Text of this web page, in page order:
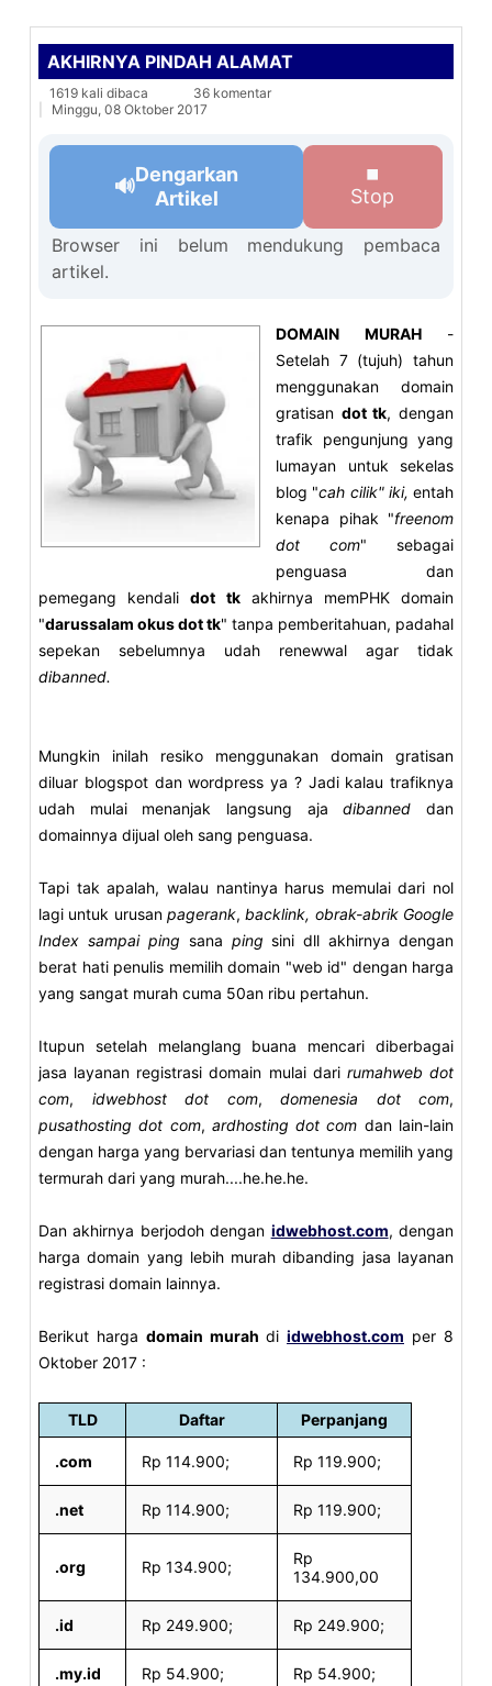
AKHIRNYA PINDAH ALAMAT
1619 kali dibaca
36 komentar
Minggu, 08 Oktober 2017
🔊
Dengarkan
Artikel
⏹
Stop
Browser ini belum mendukung pembaca
artikel.
DOMAIN MURAH-
Setelah 7 (tujuh) tahun
menggunakan domain
gratisan dot tk, dengan
trafik pengunjung yang
lumayan untuk sekelas
blog "cah cilik" iki, entah
kenapa pihak "freenom
dot com" sebagai
penguasa dan
pemegang kendalidot tkakhirnya memPHK domain
"darussalam okus dot tk" tanpa pemberitahuan, padahal
sepekan sebelumnya udah renewwal agar tidak
dibanned.
Mungkin inilah resiko menggunakan domain gratisan
diluar blogspot dan wordpress ya ? Jadi kalau trafiknya
udah mulai menanjak langsung ajadibanned dan
domainnya dijual oleh sang penguasa.
Tapi tak apalah, walau nantinya harus memulai dari nol
lagi untuk urusan pagerank,backlink, obrak-abrik Google
Index sampai ping sana pingsini dll akhirnya dengan
berat hati penulis memilih domain "web id" dengan harga
yang sangat murah cuma 50an ribu pertahun.
Itupun setelah melanglang buana mencari diberbagai
jasa layanan registrasi domain mulai dari rumahweb dot
com, idwebhost dot com, domenesia dot com,
pusathosting dot com, ardhosting dot com dan lain-lain
dengan harga yang bervariasi dan tentunya memilih yang
termurah dari yang murah....he.he.he.
Dan akhirnya berjodoh dengan idwebhost.com, dengan
harga domain yang lebih murah dibanding jasa layanan
registrasi domain lainnya.
Berikut harga domain murah di idwebhost.com per 8
Oktober 2017 :
TLD Daftar Perpanjang
.com Rp 114.900; Rp 119.900;
.net Rp 114.900; Rp 119.900;
.org Rp 134.900;
Rp
134.900,00
.id Rp 249.900; Rp 249.900;
.my.id Rp 54.900; Rp 54.900;